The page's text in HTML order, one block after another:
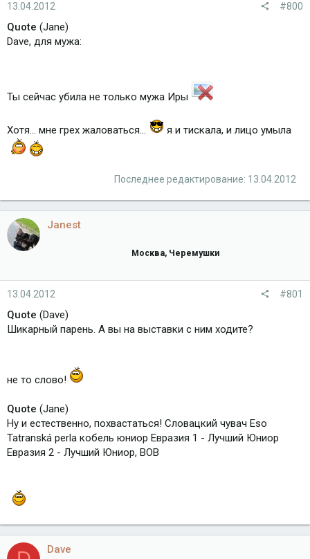
13.04.2012 #800
Quote (Jane)
Dave, для мужа:
Ты сейчас убила не только мужа Иры
Хотя... мне грех жаловаться... я и тискала, и лицо умыла
Последнее редактирование: 13.04.2012
Janest
Москва, Черемушки
13.04.2012 #801
Quote (Dave)
Шикарный парень. А вы на выставки с ним ходите?
не то слово!
Quote (Jane)
Ну и естественно, похвастаться! Словацкий чувач Eso
Tatranská perla кобель юниор Евразия 1 - Лучший Юниор
Евразия 2 - Лучший Юниор, ВОВ
Dave